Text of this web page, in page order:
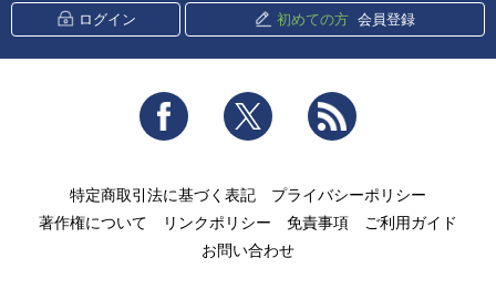
ログイン 初めての方 会員登録
Facebook Twitter
特定商取引法に基づく表記
プライバシーポリシー
著作権について
リンクポリシー 免責事項
ご利用ガイド
お問い合わせ